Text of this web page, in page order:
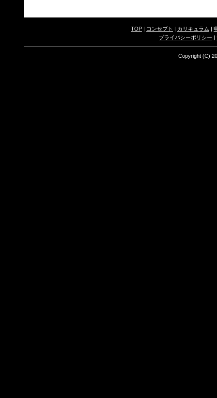
TOP | コンセプト | カリキュラム |
プライバシーポリシー |
Copyright (C)